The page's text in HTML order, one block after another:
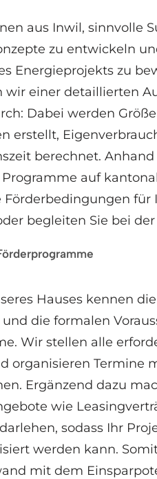
aus Inwil, sinnvolle
zu entwickeln
Energieprojekts zu
wir einer detaillierten
Dabei werden
erstellt,
berechnet.
auf
Förderbedingungen
begleiten Sie bei
Hauses kennen
die formalen
Wir stellen alle
organisieren Termine
Ergänzend dazu
wie
sodass Ihr
werden kann.
mit dem